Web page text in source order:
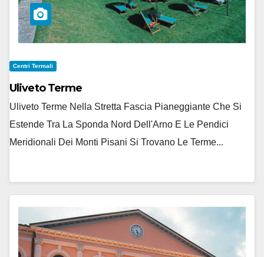
Centri Termali
Uliveto Terme
Uliveto Terme Nella Stretta Fascia Pianeggiante Che Si
Estende Tra La Sponda Nord Dell'Arno E Le Pendici
Meridionali Dei Monti Pisani Si Trovano Le Terme...